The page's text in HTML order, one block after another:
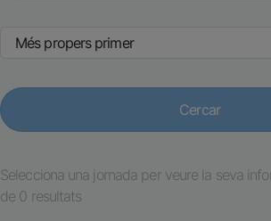
Selecciona una jornada per veure la seva
de 0 resultats